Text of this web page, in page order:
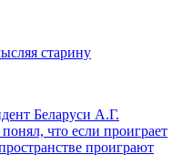
старину
Беларуси А.Г.
что если проиграет
проиграют